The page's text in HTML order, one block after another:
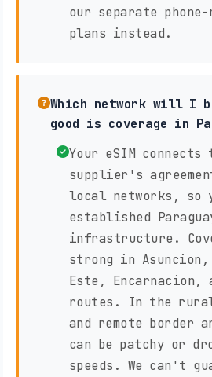
our separate phone-
plans instead.
Which network will I
good is coverage in
Your eSIM connects
supplier's
local networks, so
established
infrastructure.
strong in
Este, Encarnacion,
routes. In the rural
and remote border
can be patchy or
speeds. We can't